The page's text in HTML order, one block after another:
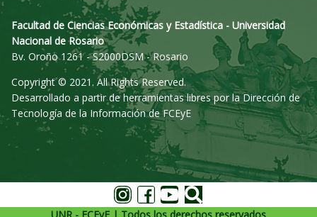
Facultad de Ciencias Económicas y Estadística - Universidad
Nacional de Rosario
Bv. Oroño 1261 - S2000DSM - Rosario
Copyright © 2021. All Rights Reserved.
Desarrollado a partir de herramientas libres por la Dirección de
Tecnología de la Información de FCEyE